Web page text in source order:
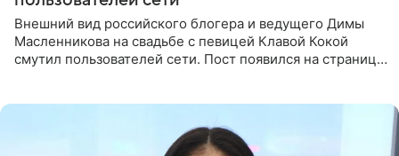
Внешний вид российского блогера и ведущего Димы
Масленникова на свадьбе с певицей Клавой Кокой
смутил пользователей сети. Пост появился на странице